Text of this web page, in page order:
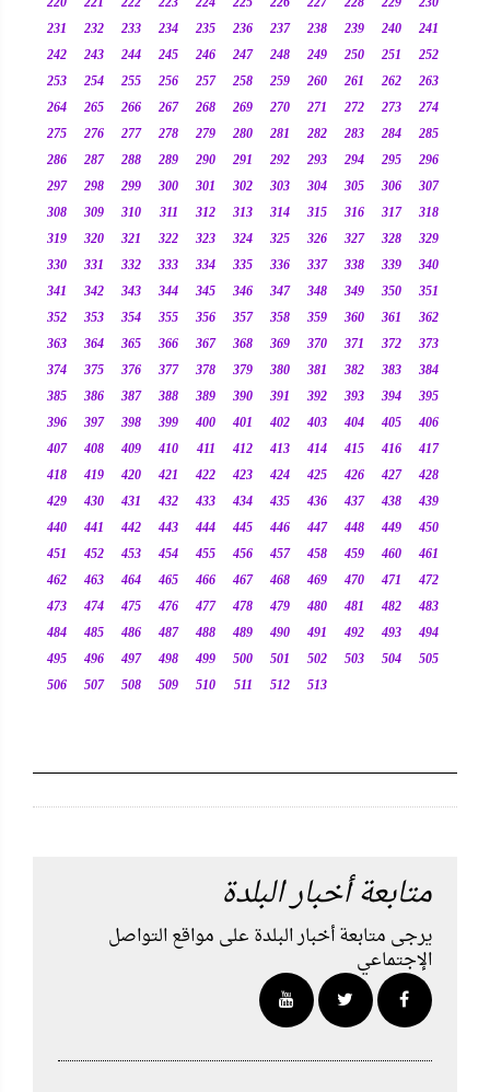
231
232 233 234 235 236 237 238 239 240
241
242
243 244 245 246 247 248 249 250 251
252
253
254 255 256 257 258 259 260 261 262
263
264
265 266 267 268 269 270 271 272 273
274
275
276 277 278 279 280 281 282 283 284
285
286
287 288 289 290 291 292 293 294 295
296
297
298 299 300 301 302 303 304 305 306
307
308
309 310 311 312 313 314 315 316 317
318
319
320 321 322 323 324 325 326 327 328
329
330
331 332 333 334 335 336 337 338 339
340
341
342 343 344 345 346 347 348 349 350
351
352
353 354 355 356 357 358 359 360 361
362
363
364 365 366 367 368 369 370 371 372
373
374
375 376 377 378 379 380 381 382 383
384
385
386 387 388 389 390 391 392 393 394
395
396
397 398 399 400 401 402 403 404 405
406
407
408 409 410 411 412 413 414 415 416
417
418
419 420 421 422 423 424 425 426 427
428
429
430 431 432 433 434 435 436 437 438
439
440
441 442 443 444 445 446 447 448 449
450
451
452 453 454 455 456 457 458 459 460
461
462
463 464 465 466 467 468 469 470 471
472
473
474 475 476 477 478 479 480 481 482
483
484
485 486 487 488 489 490 491 492 493
494
495
496 497 498 499 500 501 502 503 504
505
506
507 508 509 510 511 512 513
متابعة أخبار البلدة
يرجى متابعة أخبار البلدة على مواقع التواصل
الإجتماعي